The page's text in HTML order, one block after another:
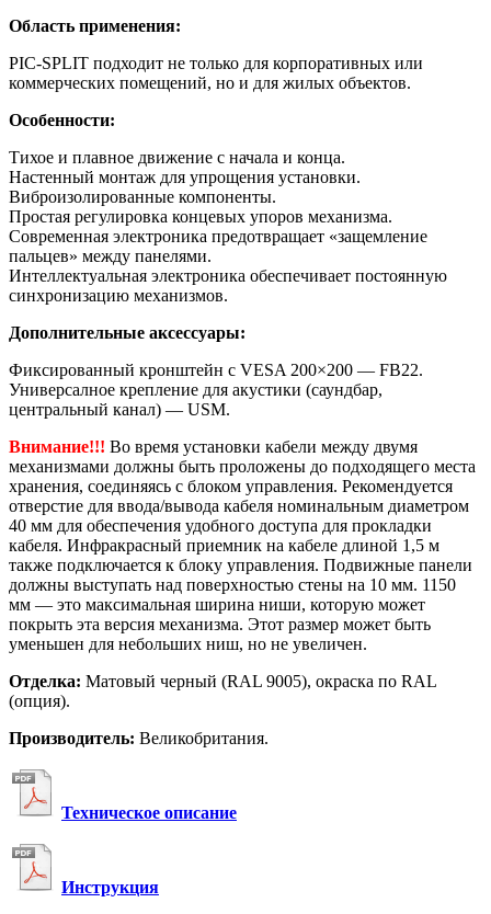
Область применения:
PIC-SPLIT подходит не только для корпоративных или
коммерческих помещений, но и для жилых объектов.
Особенности:
Тихое и плавное движение с начала и конца.
Настенный монтаж для упрощения установки.
Виброизолированные компоненты.
Простая регулировка концевых упоров механизма.
Современная электроника предотвращает «защемление
пальцев» между панелями.
Интеллектуальная электроника обеспечивает постоянную
синхронизацию механизмов.
Дополнительные аксессуары:
Фиксированный кронштейн с VESA 200×200 — FB22.
Универсалное крепление для акустики (саундбар,
центральный канал) — USM.
Внимание!!! Во время установки кабели между двумя
механизмами должны быть проложены до подходящего места
хранения, соединяясь с блоком управления. Рекомендуется
отверстие для ввода/вывода кабеля номинальным диаметром
40 мм для обеспечения удобного доступа для прокладки
кабеля. Инфракрасный приемник на кабеле длиной 1,5 м
также подключается к блоку управления. Подвижные панели
должны выступать над поверхностью стены на 10 мм. 1150
мм — это максимальная ширина ниши, которую может
покрыть эта версия механизма. Этот размер может быть
уменьшен для небольших ниш, но не увеличен.
Отделка: Матовый черный (RAL 9005), окраска по RAL
(опция).
Производитель: Великобритания.
Техническое описание
Инструкция